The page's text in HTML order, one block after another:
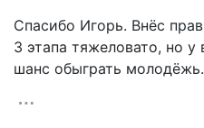
Спасибо Игорь. Внёс
3 этапа тяжеловато, но
шанс обыграть молодёжь.